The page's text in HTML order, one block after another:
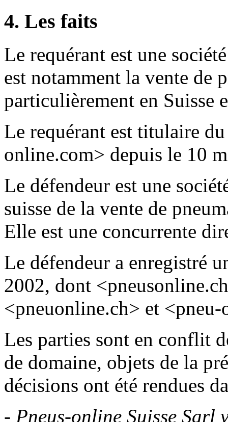
4. Les faits
Le requérant est une
est notamment la vente de
particulièrement en Suisse
Le requérant est titulaire
online.com> depuis le 10
Le défendeur est une
suisse de la vente de
Elle est une concurrente
Le défendeur a enregistré
2002, dont
<pneuonline.ch> et
Les parties sont en conflit
de domaine, objets de la
décisions ont été rendues
- Pneus-online Suisse Sarl